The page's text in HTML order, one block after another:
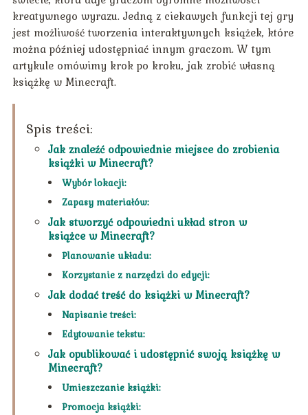
kreatywnego wyrazu. Jedną z ciekawych funkcji tej gry
jest możliwość tworzenia interaktywnych książek, które
można później udostępniać innym graczom. W tym
artykule omówimy krok po kroku, jak zrobić własną
książkę w Minecraft.
Spis treści:
Jak znaleźć odpowiednie miejsce do zrobienia
książki w Minecraft?
Wybór lokacji:
Zapasy materiałów:
Jak stworzyć odpowiedni układ stron w
książce w Minecraft?
Planowanie układu:
Korzystanie z narzędzi do edycji:
Jak dodać treść do książki w Minecraft?
Napisanie treści:
Edytowanie tekstu:
Jak opublikować i udostępnić swoją książkę w
Minecraft?
Umieszczanie książki:
Promocja książki: